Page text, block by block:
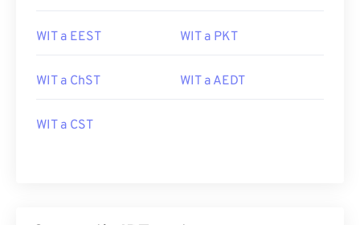
WIT a EEST WIT a PKT
WIT a ChST WIT a AEDT
WIT a CST